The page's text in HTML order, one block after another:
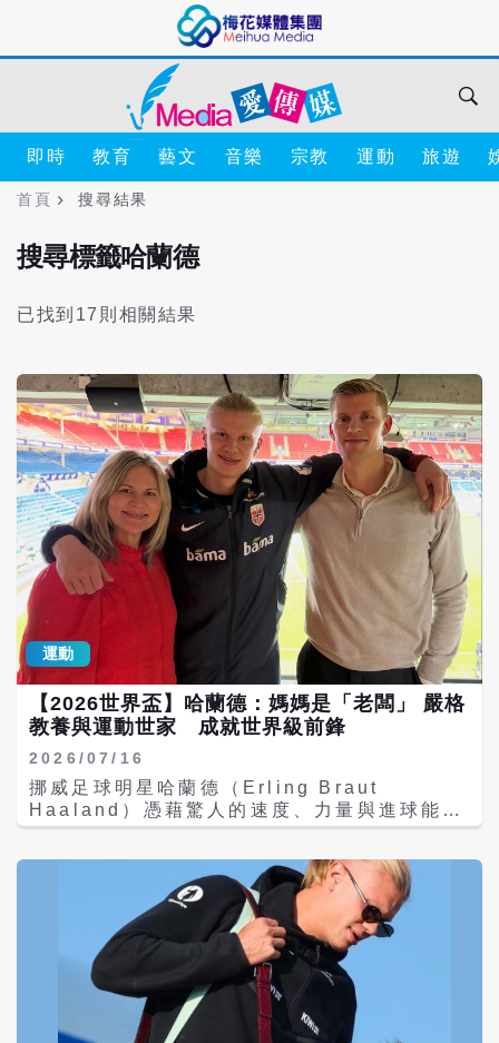
即時 教育 藝文 音樂 宗教 運動 旅遊
首頁 搜尋結果
搜尋標籤哈蘭德
已找到17則相關結果
運動
【2026世界盃】哈蘭德：媽媽是「老闆」 嚴格
教養與運動世家 成就世界級前鋒
2026/07/16
挪威足球明星哈蘭德（Erling Braut
Haaland）憑藉驚人的速度、力量與進球能
力，已成為當今足壇最具代表性的前鋒之一。
在生命中的地位：「她是我生命裡的老闆。」
這句話看似幽默，卻道盡母親對他從小到大的
深遠影響。除了繼承父母優異的運動基因外，
哈蘭德能夠站上世界足球舞台，更離不開母親
長年嚴格而有紀律的教養。 哈蘭德的母親葛麗
特．瑪麗塔．布勞特（Gry Marita Braut）
曾是挪威頂尖田徑選手，主攻七項全能，年輕
時以速度、爆發力、耐力與力量見長，曾於